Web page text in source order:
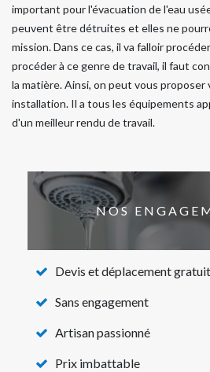
important pour l'évacuation de l'eau
peuvent être détruites et elles ne
mission. Dans ce cas, il va falloir
procéder à ce genre de travail, il faut
la matière. Ainsi, on peut vous proposer
installation. Il a tous les équipements
d'un meilleur rendu de travail.
NOS
Devis et déplacement
Sans engagement
Artisan passionné
Prix imbattable